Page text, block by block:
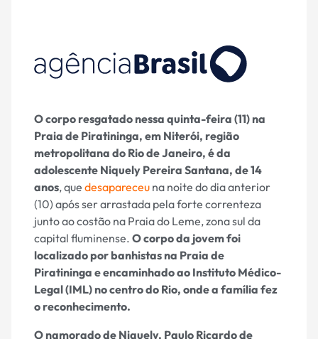
O corpo resgatado nessa quinta-feira (11) na
Praia de Piratininga, em Niterói, região
metropolitana do Rio de Janeiro, é da
adolescente Niquely Pereira Santana, de 14
anos, que desapareceu na noite do dia anterior
(10) após ser arrastada pela forte correnteza
junto ao costão na Praia do Leme, zona sul da
capital fluminense. O corpo da jovem foi
localizado por banhistas na Praia de
Piratininga e encaminhado ao Instituto Médico-
Legal (IML) no centro do Rio, onde a família fez
o reconhecimento.
O namorado de Niquely, Paulo Ricardo de